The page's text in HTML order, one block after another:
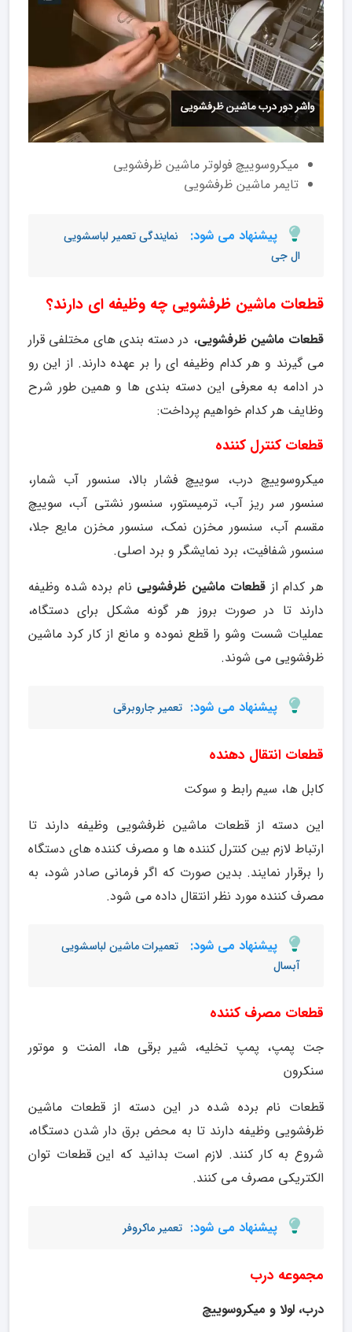
میکروسوییچ فولوتر ماشین ظرفشویی
تایمر ماشین ظرفشویی
پیشنهاد می شود:
نمایندگی تعمیر لباسشویی
ال جی
قطعات ماشین ظرفشویی چه وظیفه ای دارند؟
قطعات ماشین ظرفشویی، در دسته بندی های مختلفی قرار
می گیرند و هر کدام وظیفه ای را بر عهده دارند. از این رو
در ادامه به معرفی این دسته بندی ها و همین طور شرح
وظایف هر کدام خواهیم پرداخت:
قطعات کنترل کننده
میکروسوییچ درب، سوییچ فشار بالا، سنسور آب شمار،
سنسور سر ریز آب، ترمیستور، سنسور نشتی آب، سوییچ
مقسم آب، سنسور مخزن نمک، سنسور مخزن مایع جلا،
سنسور شفافیت، برد نمایشگر و برد اصلی.
هر کدام از قطعات ماشین ظرفشویی نام برده شده وظیفه
دارند تا در صورت بروز هر گونه مشکل برای دستگاه،
عملیات شست وشو را قطع نموده و مانع از کار کرد ماشین
ظرفشویی می شوند.
پیشنهاد می شود: تعمیر جاروبرقی
قطعات انتقال دهنده
کابل ها، سیم رابط و سوکت
این دسته از قطعات ماشین ظرفشویی وظیفه دارند تا
ارتباط لازم بین کنترل کننده ها و مصرف کننده های دستگاه
را برقرار نمایند. بدین صورت که اگر فرمانی صادر شود، به
مصرف کننده مورد نظر انتقال داده می شود.
پیشنهاد می شود:
تعمیرات ماشین لباسشویی
آبسال
قطعات مصرف کننده
جت پمپ، پمپ تخلیه، شیر برقی ها، المنت و موتور
سنکرون
قطعات نام برده شده در این دسته از قطعات ماشین
ظرفشویی وظیفه دارند تا به محض برق دار شدن دستگاه،
شروع به کار کنند. لازم است بدانید که این قطعات توان
الکتریکی مصرف می کنند.
پیشنهاد می شود: تعمیر ماکروفر
مجموعه درب
درب، لولا و میکروسوییچ